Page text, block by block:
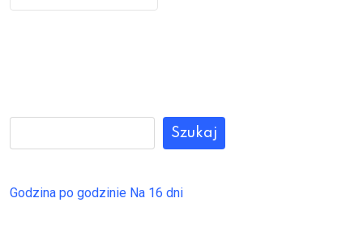
Szukaj
Godzina po godzinie Na 16 dni